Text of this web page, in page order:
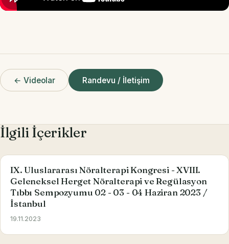
← Videolar Randevu / İletişim
İlgili İçerikler
IX. Uluslararası Nöralterapi Kongresi - XVIII.
Geleneksel Herget Nöralterapi ve Regülasyon
Tıbbı Sempozyumu 02 - 03 - 04 Haziran 2023 /
İstanbul
19.11.2023